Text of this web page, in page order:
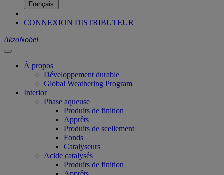
Français
CONNEXION DISTRIBUTEUR
AkzoNobel
À propos
Développement durable
Global Weathering Program
Interior
Phase aqueuse
Produits de finition
Apprêts
Produits de scellement
Fonds
Catalyseurs
Acide catalysés
Produits de finition
Apprêts